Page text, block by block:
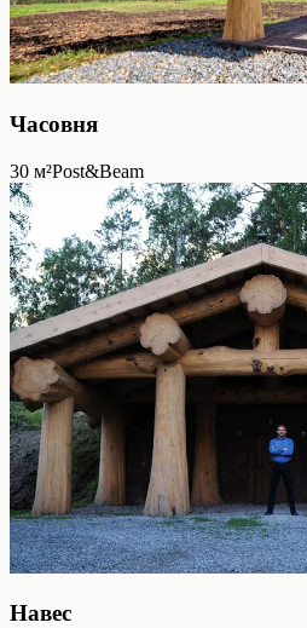
Часовня
30 м²Post&Beam
Навес